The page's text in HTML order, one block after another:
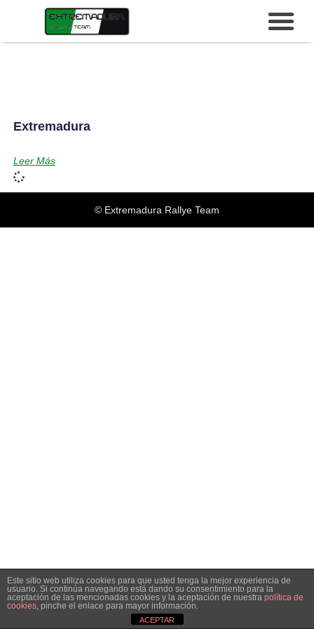
Extremadura
Leer Más
© Extremadura Rallye Team
Este sitio web utiliza cookies para que usted tenga la mejor experiencia de
usuario. Si continúa navegando está dando su consentimiento para la
aceptación de las mencionadas cookies y la aceptación de nuestra política de
cookies, pinche el enlace para mayor información.
ACEPTAR